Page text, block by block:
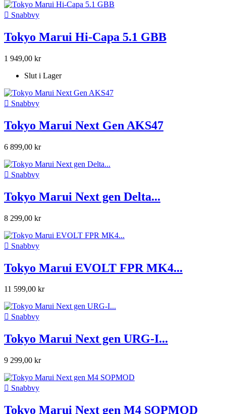
 Snabbvy
Tokyo Marui Hi-Capa 5.1 GBB
1 949,00 kr
Slut i Lager
 Snabbvy
Tokyo Marui Next Gen AKS47
6 899,00 kr
 Snabbvy
Tokyo Marui Next gen Delta...
8 299,00 kr
 Snabbvy
Tokyo Marui EVOLT FPR MK4...
11 599,00 kr
 Snabbvy
Tokyo Marui Next gen URG-I...
9 299,00 kr
 Snabbvy
Tokyo Marui Next gen M4 SOPMOD